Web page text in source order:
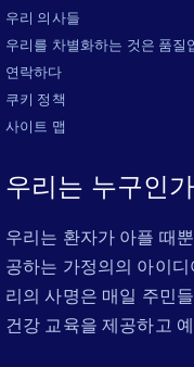
우리 의사들
우리를 차별화하는 것은 품질
연락하다
쿠키 정책
사이트 맵
우리는 누구인가
우리는 환자가 아플 때
공하는 가정의의 아이
리의 사명은 매일 주민
건강 교육을 제공하고